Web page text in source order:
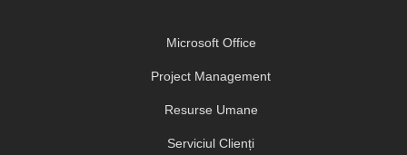
Microsoft Office
Project Management
Resurse Umane
Serviciul Clienți